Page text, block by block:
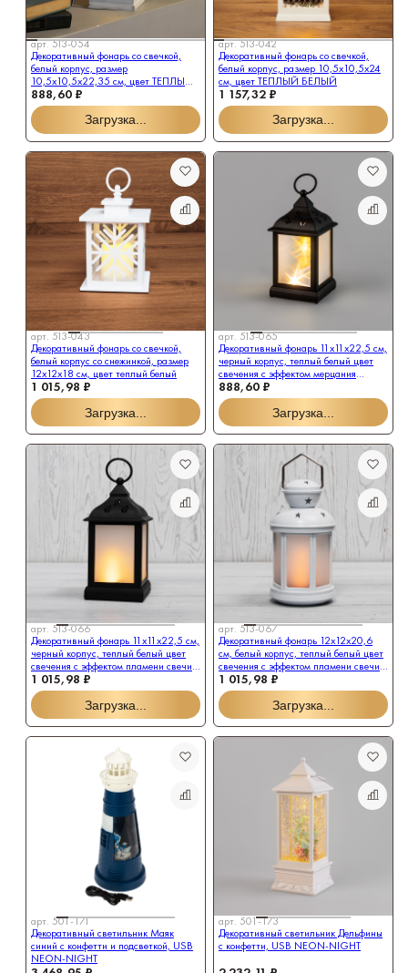
арт.513-054
Декоративный фонарь со свечкой,
белый корпус, размер
10,5х10,5х22,35 см, цвет ТЕПЛЫЙ
БЕЛЫЙ
888,60 ₽
Загрузка...
арт.513-042
Декоративный фонарь со свечкой,
белый корпус, размер 10,5х10,5х24
см, цвет ТЕПЛЫЙ БЕЛЫЙ
1 157,32 ₽
Загрузка...
арт. 513-043
Декоративный фонарь со свечкой,
белый корпус со снежинкой, размер
12х12х18 см, цвет теплый белый
1 015,98 ₽
Загрузка...
арт. 513-065
Декоративный фонарь 11х11х22,5 см,
черный корпус, теплый белый цвет
свечения с эффектом мерцания
NEON-NIGHT
888,60 ₽
Загрузка...
арт. 513-066
Декоративный фонарь 11х11х22,5 см,
черный корпус, теплый белый цвет
свечения с эффектом пламени свечи
NEON-NIGHT
1 015,98 ₽
Загрузка...
арт. 513-067
Декоративный фонарь 12х12х20,6
см, белый корпус, теплый белый цвет
свечения с эффектом пламени свечи
NEON-NIGHT
1 015,98 ₽
Загрузка...
арт. 501-171
Декоративный светильник Маяк
синий с конфетти и подсветкой, USB
NEON-NIGHT
арт. 501-173
Декоративный светильник Дельфины
с конфетти, USB NEON-NIGHT